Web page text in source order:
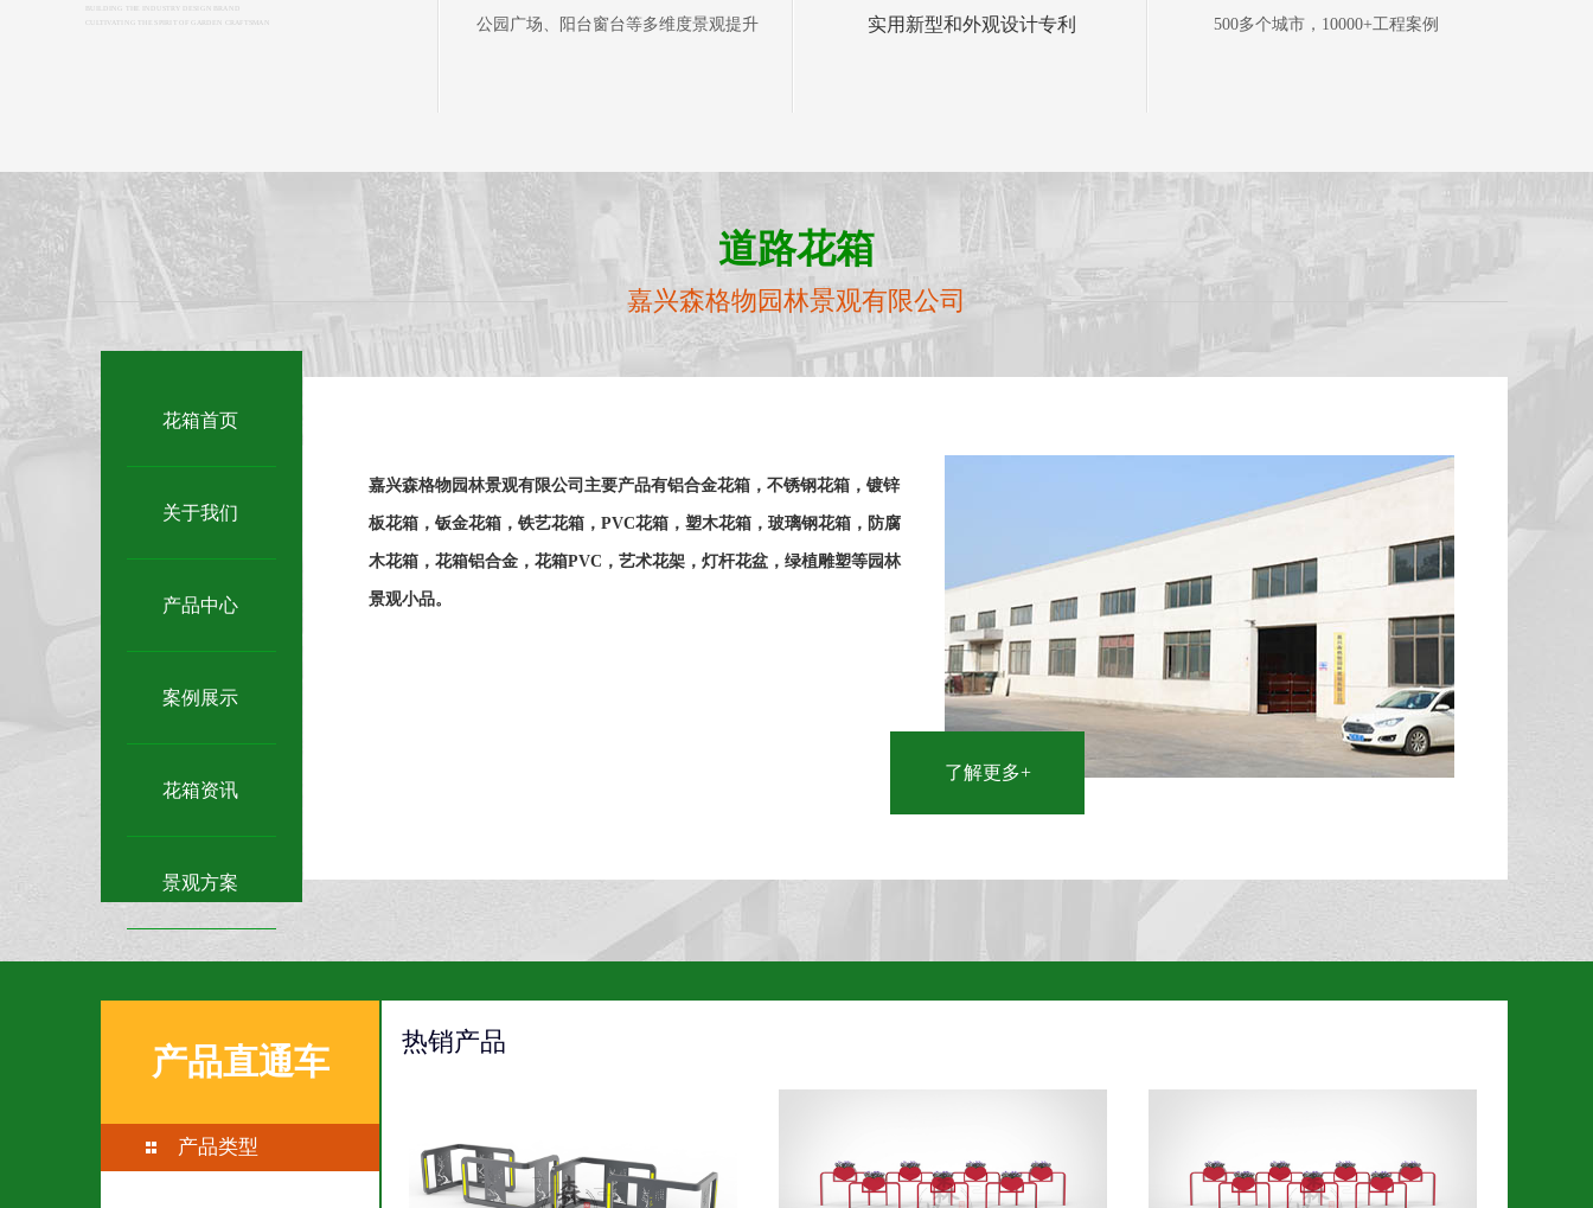
BUILDING THE INDUSTRY DESIGN BRAND
CULTIVATING THE SPIRIT OF GARDEN CRAFTSMAN
公园广场、阳台窗台等多维度景观提升
实用新型和外观设计专利
500多个城市，10000+工程案例
道路花箱
嘉兴森格物园林景观有限公司
花箱首页
关于我们
产品中心
案例展示
花箱资讯
景观方案
嘉兴森格物园林景观有限公司主要产品有铝合金花箱，不锈钢花箱，镀锌
板花箱，钣金花箱，铁艺花箱，PVC花箱，塑木花箱，玻璃钢花箱，防腐
木花箱，花箱铝合金，花箱PVC，艺术花架，灯杆花盆，绿植雕塑等园林
景观小品。
了解更多+
产品直通车
产品类型
热销产品